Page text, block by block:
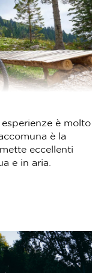
è molto
è la
eccellenti
e in aria.